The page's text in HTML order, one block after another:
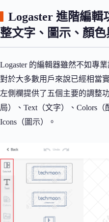
Logaster 進階編輯
整文字、圖示、顏色
Logaster 的編輯器雖然不如專
對於大多數用戶來說已經相當
左側欄提供了五個主要的調整
局）、Text（文字）、Colors（
Icons（圖示）。